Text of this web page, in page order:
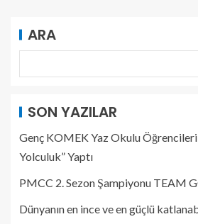
ARA
SON YAZILAR
Genç KOMEK Yaz Okulu
Yolculuk” Yaptı
PMCC 2. Sezon Şampiyonu TEAM
Dünyanın en ince ve en güçlü